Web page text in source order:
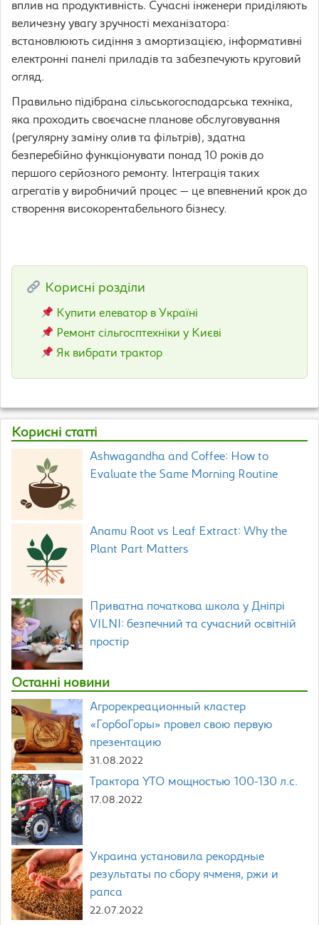
вплив на продуктивність. Сучасні інженери приділяють
величезну увагу зручності механізатора:
встановлюють сидіння з амортизацією, інформативні
електронні панелі приладів та забезпечують круговий
огляд.
Правильно підібрана сільськогосподарська техніка,
яка проходить своєчасне планове обслуговування
(регулярну заміну олив та фільтрів), здатна
безперебійно функціонувати понад 10 років до
першого серйозного ремонту. Інтеграція таких
агрегатів у виробничий процес — це впевнений крок до
створення високорентабельного бізнесу.
Корисні розділи
Купити елеватор в Україні
Ремонт сільгосптехніки у Києві
Як вибрати трактор
Корисні статті
Ashwagandha and Coffee: How to
Evaluate the Same Morning Routine
Anamu Root vs Leaf Extract: Why the
Plant Part Matters
Приватна початкова школа у Дніпрі
VILNI: безпечний та сучасний освітній
простір
Останні новини
Агрорекреационный кластер
«ГорбоГоры» провел свою первую
презентацию
31.08.2022
Трактора YTO мощностью 100-130 л.с.
17.08.2022
Украина установила рекордные
результаты по сбору ячменя, ржи и
рапса
22.07.2022